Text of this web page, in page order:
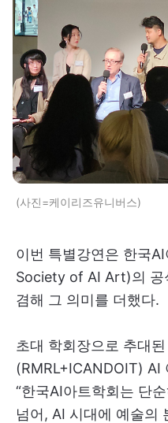
(사진=케이리즈유니버스)
이번 특별강연은 한국
Society of AI Art)의 공
겸해 그 의미를 더했다.
초대 학회장으로 추대
(RMRL+ICANDOIT) AI
“한국AI아트학회는 단
넘어, AI 시대에 예술의